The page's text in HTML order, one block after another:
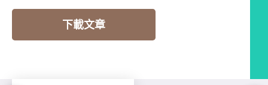
下載文章